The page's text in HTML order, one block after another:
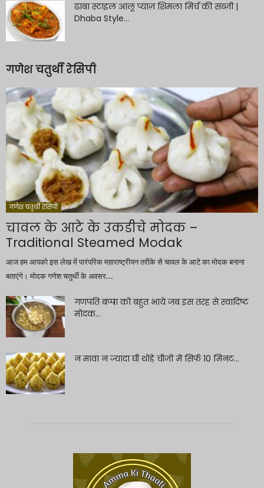
ढाबा स्टाइल आलू प्याज़ शिमला मिर्च की सब्ज़ी |
Dhaba Style...
गणेश चतुर्थी रेसिपी
गणेश चतुर्थी रेसिपी
चावल के आटे के उकडीचे मोदक –
Traditional Steamed Modak
आज हम आपको इस लेख में पारंपरिक महाराष्ट्रीयन तरीके से चावल के आटे का मोदक बनाना
बताएंगे। मोदक गणेश चतुर्थी के अवसर...
गणपति बप्पा को बहुत भाये जब इस तरह से स्वादिष्ट
मोदक...
न मावा न ज्यादा घी थोड़े चीजों में सिर्फ 10 मिनट...